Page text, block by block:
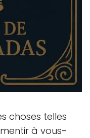
choses telles
à vous-